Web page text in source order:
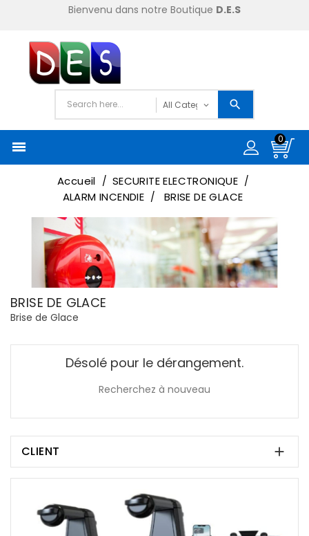
Bienvenu dans notre Boutique D.E.S

0
Accueil
SECURITE ELECTRONIQUE
ALARM INCENDIE
BRISE DE GLACE
BRISE DE GLACE
Brise de Glace
Désolé pour le dérangement.
Recherchez à nouveau
CLIENT 